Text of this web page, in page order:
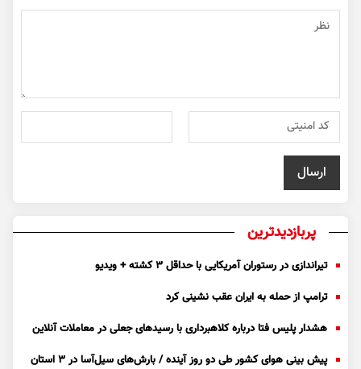
پربازدیدترین
تیراندازی در رستوران آمریکایی با حداقل ۳ کشته + ویدیو
ترامپ از حمله به ایران عقب نشینی کرد
هشدار پلیس فتا درباره کلاهبرداری با رسید‌های جعلی در معاملات آنلاین
پیش بینی هوای کشور طی دو روز آینده / بارش‌های سیل‌آسا در ۳ استان